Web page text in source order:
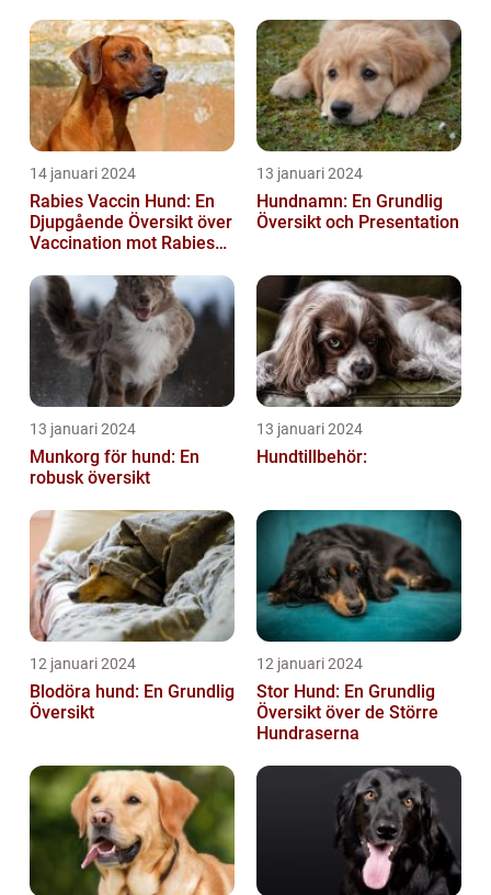
14 januari 2024
Rabies Vaccin Hund: En
Djupgående Översikt över
Vaccination mot Rabies
13 januari 2024
Hundnamn: En Grundlig
Översikt och Presentation
13 januari 2024
Munkorg för hund: En
robusk översikt
13 januari 2024
Hundtillbehör:
12 januari 2024
Blodöra hund: En Grundlig
Översikt
12 januari 2024
Stor Hund: En Grundlig
Översikt över de Större
Hundraserna